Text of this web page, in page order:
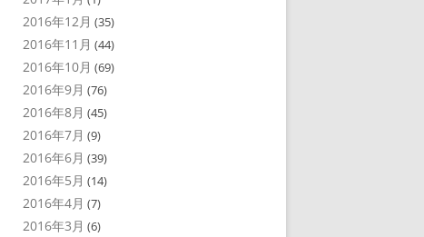
2016年12月 (35)
2016年11月 (44)
2016年10月 (69)
2016年9月 (76)
2016年8月 (45)
2016年7月 (9)
2016年6月 (39)
2016年5月 (14)
2016年4月 (7)
2016年3月 (6)